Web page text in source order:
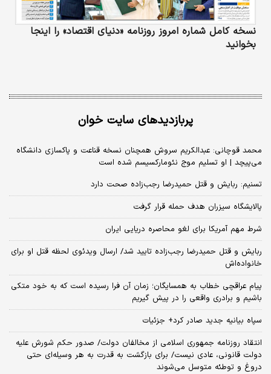
نسخه کامل شماره امروز روزنامه «دنیای‌ اقتصاد» را اینجا
بخوانید
پربازدیدهای سایت خوان
محمد قوچانی: عبدالکریم سروش همچنان نسخه قناعت و پاکسازی دانشگاه
می‌پیچد | او تسلیم موج نئومارکسیسم شده است
تسنیم: ربایش و قتل حمیدرضا رجب‌زاده صحت دارد
پالایشگاه سیزران هدف حمله قرار گرفت
شرط مهم آمریکا برای لغو محاصره دریایی ایران
ربایش و قتل حمیدرضا رجب‌زاده تایید شد/ ارسال ویدئوی لحظه قتل او برای
خانواده‌اش
پیام عراقچی خطاب به همسایگان؛ زمان آن فرا رسیده است که به خود متکی
باشیم و برادری واقعی را در پیش گیریم
سپاه بیانیه جدید صادر کرد+ جزئیات
انتقاد روزنامه جمهوری اسلامی از مخالفان دولت/ صدور حکم شورش علیه
دولت قانونی، عادی نیست/ برای بازگشت به قدرت به هر وسیله‌ای حتی
دروغ و توطئه متوسل می‌شوند